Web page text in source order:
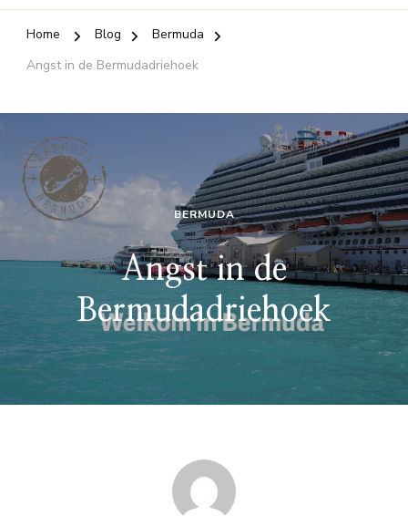
Home Blog
Bermuda
Angst in de Bermudadriehoek
BERMUDA
Angst in de
Bermudadriehoek